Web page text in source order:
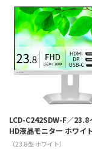
LCD-C242SDW-F／23.8
HD液晶モニター ホワイ
（23.8型 ホワイト）